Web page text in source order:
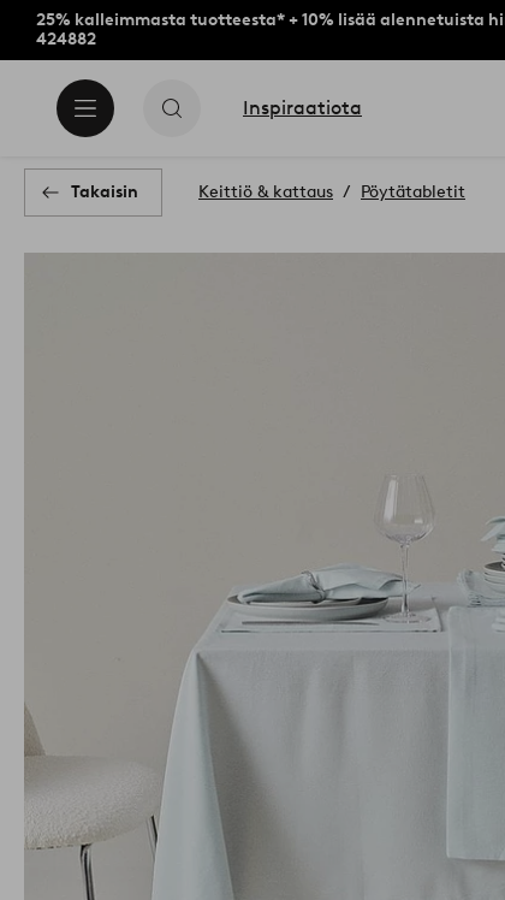
25% kalleimmasta tuotteesta* + 10% lisää alennetuista
424882
Inspiraatiota
Takaisin Keittiö & kattaus Pöytätabletit